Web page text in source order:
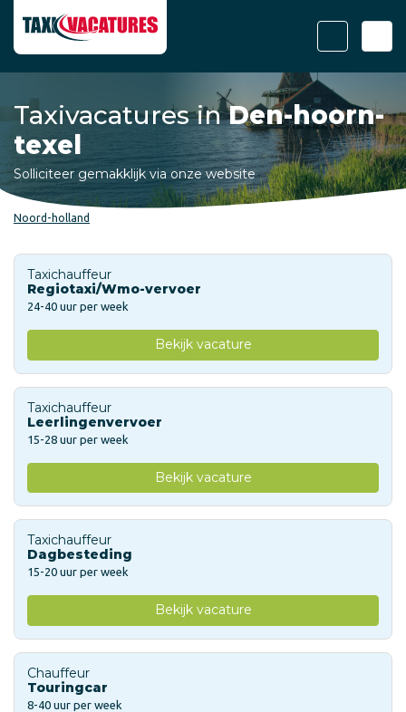
Taxivacatures inDen-hoorn-
texel
Solliciteer gemakklijk via onze website
Noord-holland
Taxichauffeur
Regiotaxi/Wmo-vervoer
24-40 uur per week
Bekijk vacature
Taxichauffeur
Leerlingenvervoer
15-28 uur per week
Bekijk vacature
Taxichauffeur
Dagbesteding
15-20 uur per week
Bekijk vacature
Chauffeur
Touringcar
8-40 uur per week